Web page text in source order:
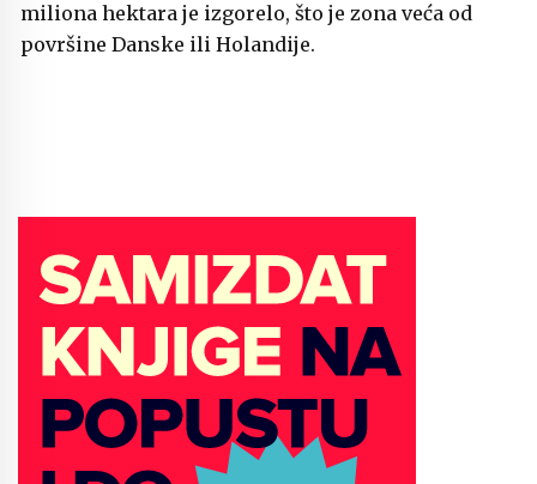
miliona hektara je izgorelo, što je zona veća od
površine Danske ili Holandije.